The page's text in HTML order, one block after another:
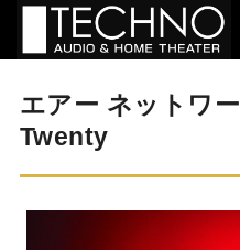
エアー ネットワ
Twenty